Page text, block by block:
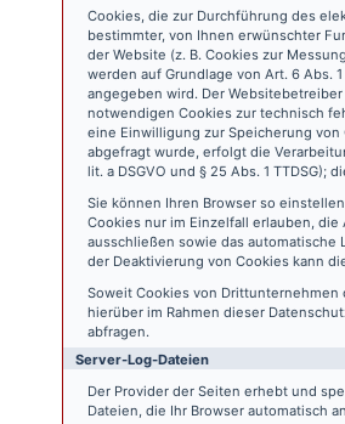
Cookies, die zur Durchführung des
bestimmter, von Ihnen erwünschter
der Website (z. B. Cookies zur
werden auf Grundlage von Art. 6 Abs.
angegeben wird. Der
notwendigen Cookies zur technisch
eine Einwilligung zur Speicherung
abgefragt wurde, erfolgt die
lit. a DSGVO und § 25 Abs. 1
Sie können Ihren Browser so
Cookies nur im Einzelfall erlauben,
ausschließen sowie das automatische
der Deaktivierung von Cookies kann
Soweit Cookies von
hierüber im Rahmen dieser
abfragen.
Server-Log-Dateien
Der Provider der Seiten erhebt und
Dateien, die Ihr Browser automatisch